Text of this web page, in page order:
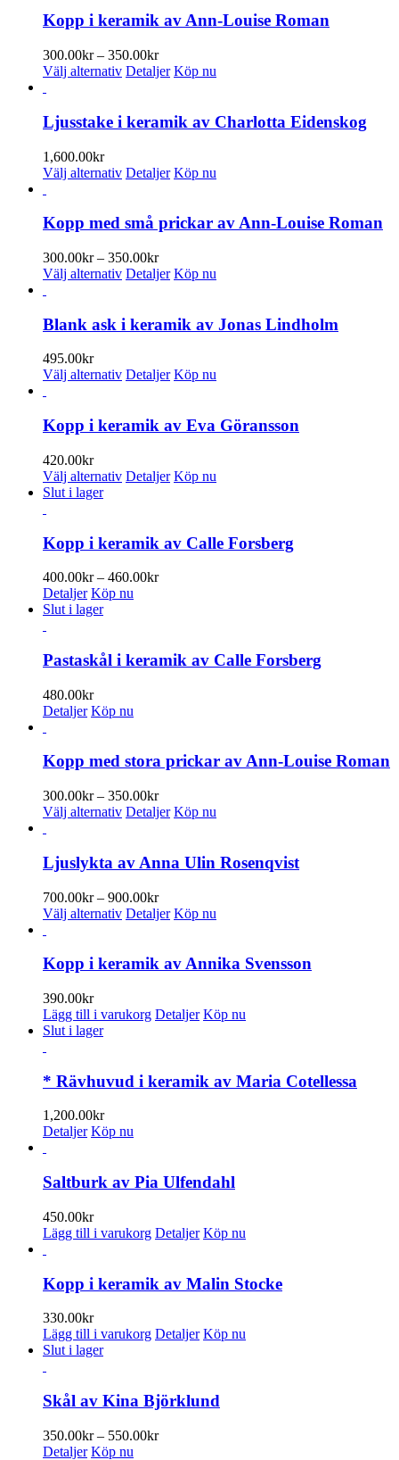
väljas
produktsidan
har
varianter.
De
olika
kan
väljas
Kopp i keramik av Ann-Louise Roman
300.00kr – 350.00krPrisintervall:
300.00kr
Välj alternativ Den
har
flera
De
olika
väljas
produktsidan
Detaljer Köp nu
Ljusstake i keramik av Charlotta Eidenskog
1,600.00kr
Välj alternativ Den
har
varianter.
De
olika
kan
väljas
Detaljer Köp nu
Kopp med små prickar av Ann-Louise Roman
300.00kr – 350.00krPrisintervall:
300.00kr
Välj alternativ Den
har
flera
De
olika
väljas
Detaljer Köp nu
Blank ask i keramik av Jonas Lindholm
495.00kr
Välj alternativ Den
har
flera
De
olika
väljas
på
Detaljer Köp nu
Kopp i keramik av Eva Göransson
420.00kr
Välj alternativ Den
flera
varianter.
De
olika
alternativen
på
produktsidan
Detaljer Köp nu
Slut i lager
Kopp i keramik av Calle Forsberg
400.00kr – 460.00krPrisintervall:
Detaljer Köp nu
Slut i lager
Pastaskål i keramik av Calle Forsberg
480.00kr
Detaljer Köp nu
Kopp med stora prickar av Ann-Louise Roman
300.00kr – 350.00krPrisintervall:
300.00kr
Välj alternativ Den
har
flera
varianter.
De
olika
väljas
Detaljer Köp nu
Ljuslykta av Anna Ulin Rosenqvist
700.00kr – 900.00krPrisintervall:
700.00kr
Välj alternativ Den
har
De
olika
väljas
på
Detaljer Köp nu
Kopp i keramik av Annika Svensson
390.00kr
Lägg till i varukorg Detaljer Köp nu
Slut i lager
* Rävhuvud i keramik av Maria Cotellessa
1,200.00kr
Detaljer Köp nu
Saltburk av Pia Ulfendahl
450.00kr
Lägg till i varukorg Detaljer Köp nu
Kopp i keramik av Malin Stocke
330.00kr
Lägg till i varukorg Detaljer Köp nu
Slut i lager
Skål av Kina Björklund
350.00kr – 550.00krPrisintervall:
Detaljer Köp nu